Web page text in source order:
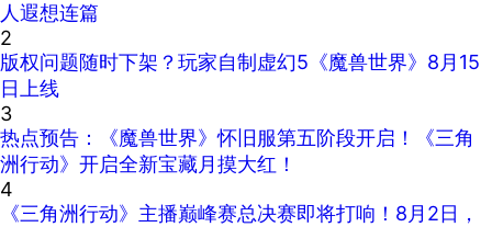
人遐想连篇
2
版权问题随时下架？玩家自制虚幻5《魔兽世界》8月15
日上线
3
热点预告：《魔兽世界》怀旧服第五阶段开启！《三角
洲行动》开启全新宝藏月摸大红！
4
《三角洲行动》主播巅峰赛总决赛即将打响！8月2日，